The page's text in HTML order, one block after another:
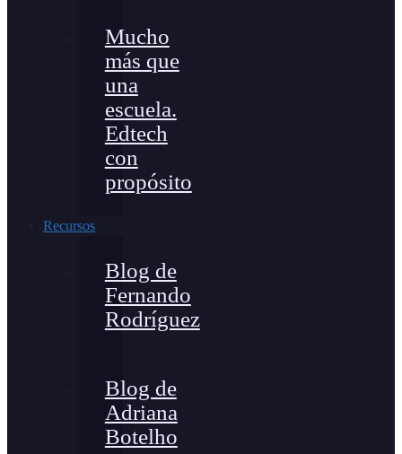
Mucho
más que
una
escuela.
Edtech
con
propósito
Recursos
Blog de
Fernando
Rodríguez
Blog de
Adriana
Botelho